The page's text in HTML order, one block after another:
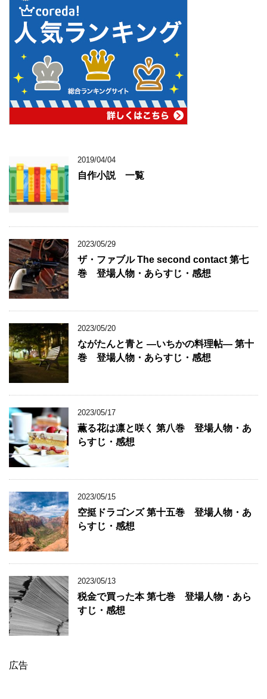
2019/04/04
自作小説 一覧
2023/05/29
ザ・ファブル The second contact 第七
巻 登場人物・あらすじ・感想
2023/05/20
ながたんと青と ―いちかの料理帖― 第十
巻 登場人物・あらすじ・感想
2023/05/17
薫る花は凛と咲く 第八巻 登場人物・あ
らすじ・感想
2023/05/15
空挺ドラゴンズ 第十五巻 登場人物・あ
らすじ・感想
2023/05/13
税金で買った本 第七巻 登場人物・あら
すじ・感想
広告